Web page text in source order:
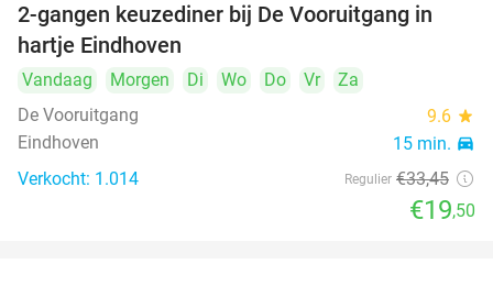
42%
2-gangen keuzediner bij De Vooruitgang in
hartje Eindhoven
Vandaag Morgen Di Wo Do Vr
Za
De Vooruitgang
9.6 star
Eindhoven 15 min. directions_car
Verkocht: 1.014 Regulier €33,45
€19,50